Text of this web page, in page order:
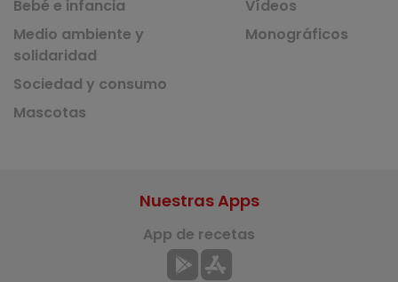
Bebé e infancia
Medio ambiente y
solidaridad
Sociedad y consumo
Mascotas
Vídeos
Monográficos
Nuestras Apps
App de recetas